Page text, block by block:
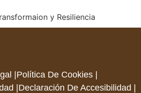
| Política De Cookies |
| Declaración De Accesibilidad |